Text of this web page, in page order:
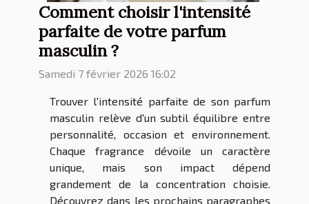
Comment choisir l'intensité
parfaite de votre parfum
masculin ?
Samedi 7 février 2026 16:02
Trouver l'intensité parfaite de son parfum
masculin relève d'un subtil équilibre entre
personnalité, occasion et environnement.
Chaque fragrance dévoile un caractère
unique, mais son impact dépend
grandement de la concentration choisie.
Découvrez dans les prochains paragraphes